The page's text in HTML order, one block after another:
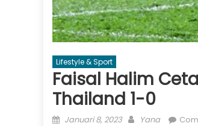
Lifestyle & Sport
Faisal Halim
Thailand 1-0
Posted
Januari 8, 2023 Author
Yana